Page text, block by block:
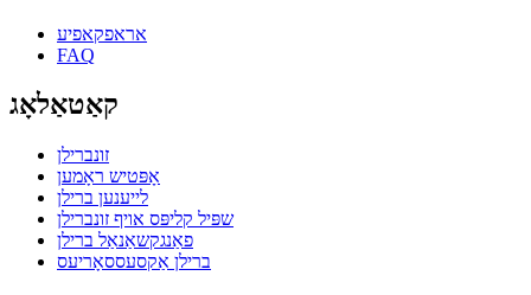
אראפקאפיע
FAQ
קאַטאַלאָג
זונברילן
אָפּטיש ראָמען
לייענען ברילן
שפּיל קליפּס אויף זונברילן
פאַנגקשאַנאַל ברילן
ברילן אַקסעססאָריעס